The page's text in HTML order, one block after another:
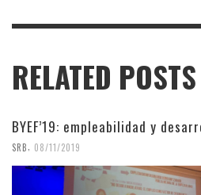
RELATED POSTS
BYEF’19: empleabilidad y
SRB, 08/11/2019